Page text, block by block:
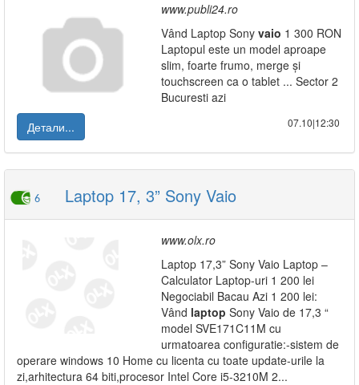
www.publi24.ro
Vând Laptop Sony vaio 1 300 RON
Laptopul este un model aproape
slim, foarte frumo, merge și
touchscreen ca o tablet ... Sector 2
Bucuresti azi
Детали...
07.10|12:30
6 Laptop 17, 3” Sony Vaio
www.olx.ro
Laptop 17,3” Sony Vaio Laptop –
Calculator Laptop-uri 1 200 lei
Negociabil Bacau Azi 1 200 lei:
Vând laptop Sony Vaio de 17,3 “
model SVE171C11M cu
urmatoarea configuratie:-sistem de
operare windows 10 Home cu licenta cu toate update-urile la
zi,arhitectura 64 biti,procesor Intel Core i5-3210M 2...